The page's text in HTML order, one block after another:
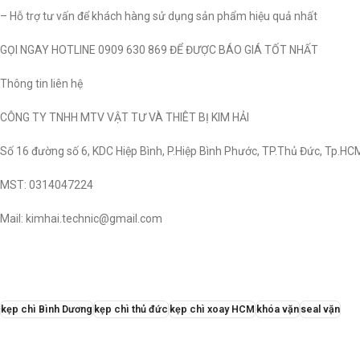
– Hỗ trợ tư vấn để khách hàng sử dụng sản phẩm hiệu quả nhất
GỌI NGAY HOTLINE 0909 630 869 ĐỂ ĐƯỢC BÁO GIÁ TỐT NHẤT
Thông tin liên hệ
CÔNG TY TNHH MTV VẬT TƯ VÀ THIÊT BỊ KIM HẢI
Số 16 đường số 6, KDC Hiệp Bình, P.Hiệp Bình Phước, TP.Thủ Đức,
MST: 0314047224
Mail: kimhai.technic@gmail.com
kẹp chì Bình Dương kẹp chì thủ đức kẹp chì xoay HCM khóa vặnseal vặn